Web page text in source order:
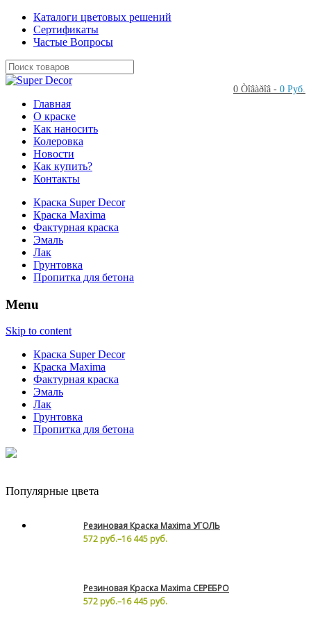
Каталоги цветовых решений
Сертификаты
Частые Вопросы
0 Òîâàðîâ - 0 Руб.
Главная
О краске
Как наносить
Колеровка
Новости
Как купить?
Контакты
Краска Super Decor
Краска Maxima
Фактурная краска
Эмаль
Лак
Грунтовка
Пропитка для бетона
Menu
Skip to content
Краска Super Decor
Краска Maxima
Фактурная краска
Эмаль
Лак
Грунтовка
Пропитка для бетона
Популярные цвета
Резиновая Краска Maxima УГОЛЬ
572 руб.–16 445 руб.
Резиновая Краска Maxima СЕРЕБРО
572 руб.–16 445 руб.